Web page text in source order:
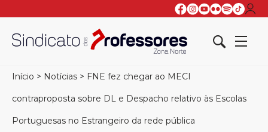
Início > Notícias > FNE fez chegar ao MECI
contraproposta sobre DL e Despacho relativo às Escolas
Portuguesas no Estrangeiro da rede pública